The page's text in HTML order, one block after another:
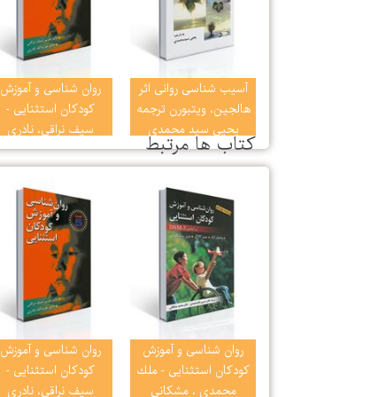
آسیب شناسی روانی اثر
هالجین، ویتبورن ترجمه
یحیی سید محمدی
(متن کامل جلد 1 و 2 )
ویراست نهم
روان شناسی و آموزش
کودكان استثنایی -
سیف نراقی، نادری
(DSM-5)
كتاب ها مرتبط
روان شناسی و آموزش
كودكان استثنایی - ملك
محمدی ، مشكانی
روان شناسی و آموزش
کودكان استثنایی -
سیف نراقی، نادری